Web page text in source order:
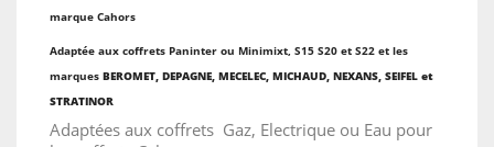
marque Cahors
Adaptée aux coffrets Paninter ou Minimixt, S15 S20 et S22 et les
marques BEROMET, DEPAGNE, MECELEC, MICHAUD, NEXANS, SEIFEL et
STRATINOR
Adaptées aux coffrets Gaz, Electrique ou Eau pour